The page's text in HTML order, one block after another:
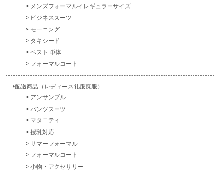
メンズフォーマルイレギュラーサイズ
ビジネススーツ
モーニング
タキシード
ベスト 単体
フォーマルコート
配送商品（レディース礼服喪服）
アンサンブル
パンツスーツ
マタニティ
授乳対応
サマーフォーマル
フォーマルコート
小物・アクセサリー